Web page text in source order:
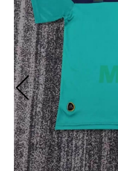
Ligue 1
Serie A
Premier League
Bundesliga
Otras Ligas